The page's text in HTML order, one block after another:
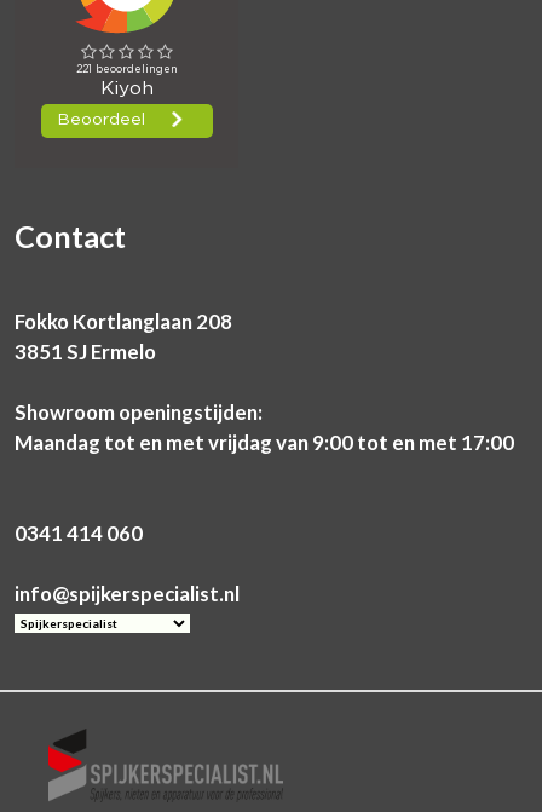
Contact
Fokko Kortlanglaan 208
3851 SJ Ermelo
Showroom openingstijden:
Maandag tot en met vrijdag van 9:00 tot en met 17:00
0341 414 060
info@spijkerspecialist.nl